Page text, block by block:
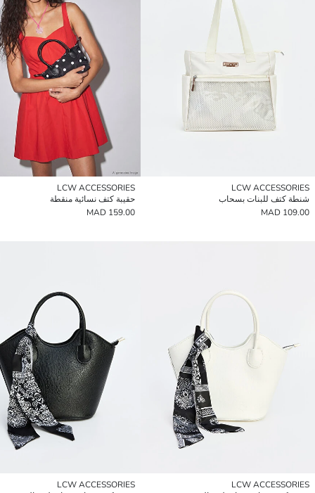
LCW ACCESSORIES
شنطة كتف للبنات بسحاب
109.00 MAD
LCW ACCESSORIES
حقيبة كتف نسائية منقطة
159.00 MAD
LCW ACCESSORIES
LCW ACCESSORIES